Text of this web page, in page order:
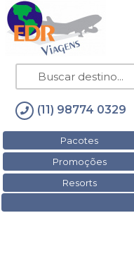
(11) 98774 0329
Pacotes
Promoções
Resorts